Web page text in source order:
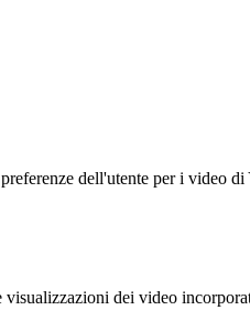
dell'utente per i video
visualizzazioni dei video